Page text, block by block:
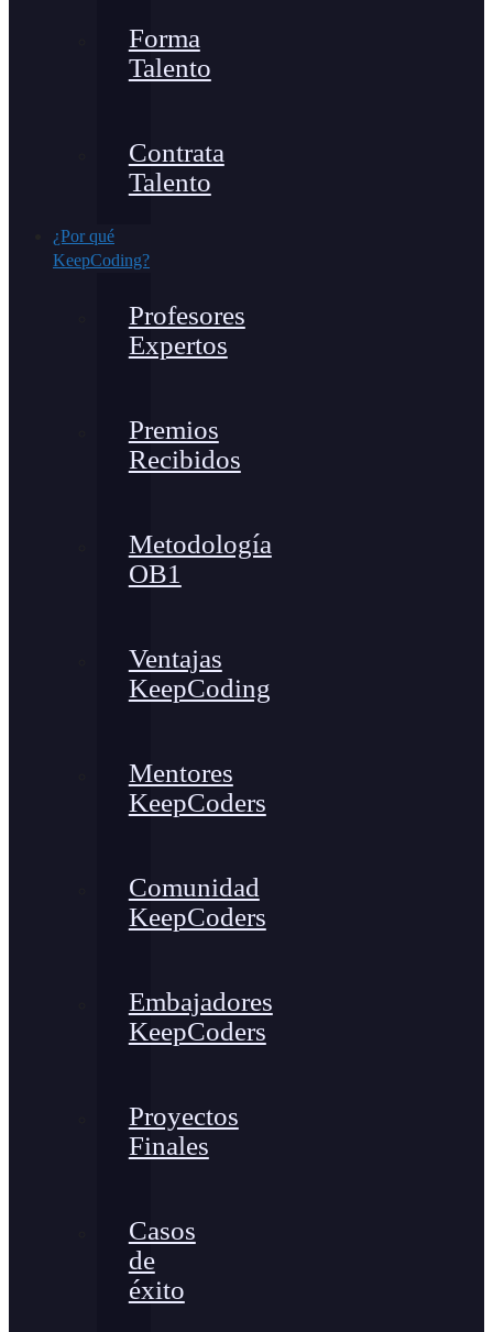
Forma
Talento
Contrata
Talento
¿Por qué
KeepCoding?
Profesores
Expertos
Premios
Recibidos
Metodología
OB1
Ventajas
KeepCoding
Mentores
KeepCoders
Comunidad
KeepCoders
Embajadores
KeepCoders
Proyectos
Finales
Casos
de
éxito